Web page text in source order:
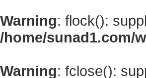
Warning: flock():
/home/sunad1.com/
Warning: fclose():